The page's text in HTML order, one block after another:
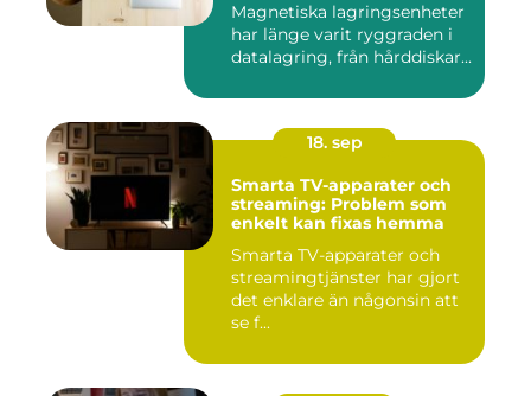
Magnetiska lagringsenheter
har länge varit ryggraden i
datalagring, från hårddiskar...
18. sep
Smarta TV-apparater och
streaming: Problem som
enkelt kan fixas hemma
Smarta TV-apparater och
streamingtjänster har gjort
det enklare än någonsin att
se f...